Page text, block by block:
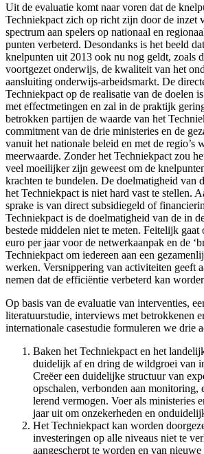
Uit de evaluatie komt naar voren dat de
Techniekpact zich op richt zijn door de inzet
spectrum aan spelers op nationaal en
punten verbeterd. Desondanks is het beeld
knelpunten uit 2013 ook nu nog geldt, zoals
voortgezet onderwijs, de kwaliteit van het
aansluiting onderwijs-arbeidsmarkt. De
Techniekpact op de realisatie van de doelen
met effectmetingen en zal in de praktijk
betrokken partijen de waarde van het
commitment van de drie ministeries en de
vanuit het nationale beleid en met de regio’s
meerwaarde. Zonder het Techniekpact zou
veel moeilijker zijn geweest om de
krachten te bundelen. De doelmatigheid van
het Techniekpact is niet hard vast te stellen.
sprake is van direct subsidiegeld of
Techniekpact is de doelmatigheid van de in
bestede middelen niet te meten. Feitelijk
euro per jaar voor de netwerkaanpak en de
Techniekpact om iedereen aan een
werken. Versnippering van activiteiten geeft
nemen dat de efficiëntie verbeterd kan
Op basis van de evaluatie van interventies,
literatuurstudie, interviews met betrokkenen
internationale casestudie formuleren we drie
Baken het Techniekpact en het
duidelijk af en dring de wildgroei van
Creëer een duidelijke structuur van
opschalen, verbonden aan monitoring,
lerend vermogen. Voer als ministeries
jaar uit om onzekerheden en
Het Techniekpact kan worden
investeringen op alle niveaus niet te
aangescherpt te worden en van